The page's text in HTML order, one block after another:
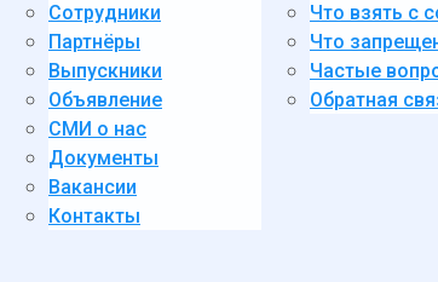
Сотрудники
Партнёры
Выпускники
Объявление
СМИ о нас
Документы
Вакансии
Контакты
Что взять с
Что
Частые
Обратная